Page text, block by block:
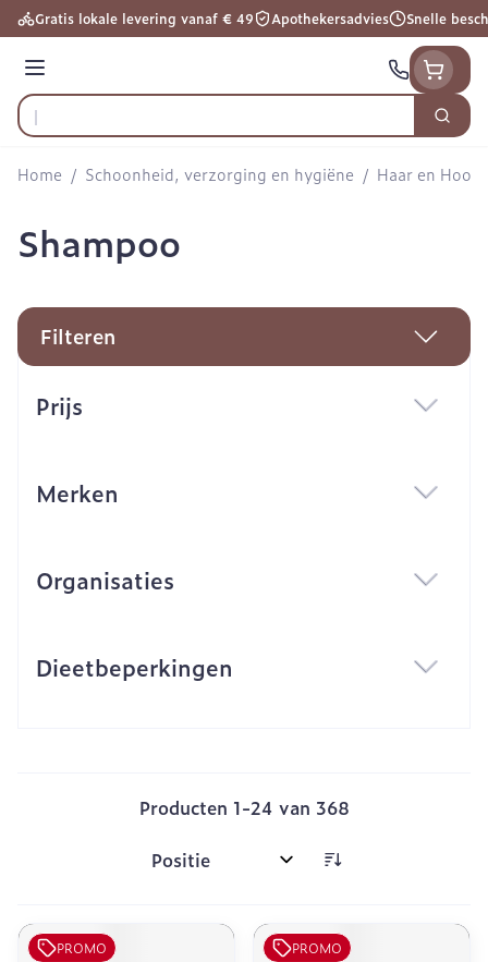
Ga naar de inhoud
Gratis lokale levering vanaf € 49 Apothekersadvies Snelle
Menu
Product, merk, categorie...
Zoek
Home / Schoonheid, verzorging en hygiëne / Haar en Hoofd
Shampoo
Filteren
Prijs
Merken
Organisaties
Dieetbeperkingen
Producten 1-24 van 368
Sorteer op:
PROMO PROMO